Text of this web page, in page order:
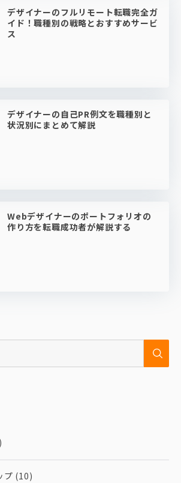
デザイナーのフルリモート転職完全ガ
イド！職種別の戦略とおすすめサービ
ス
デザイナーの自己PR例文を職種別と
状況別にまとめて解説
Webデザイナーのポートフォリオの
作り方を転職成功者が解説する
検
プ (10)